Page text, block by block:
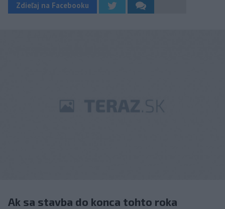
Zdieľaj na Facebooku
Ak sa stavba do konca tohto roka